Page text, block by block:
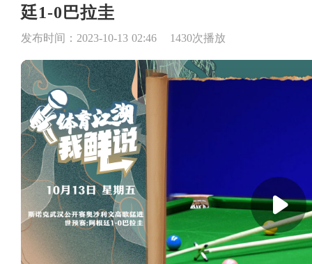
廷1-0巴拉圭
发布时间：2023-10-13 02:46 1430次播放